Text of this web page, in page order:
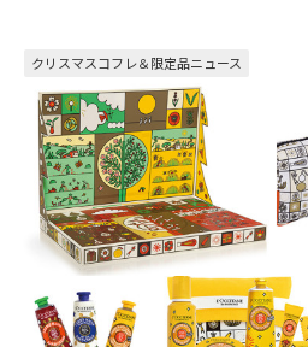
クリスマスコフレ＆限定品ニュース